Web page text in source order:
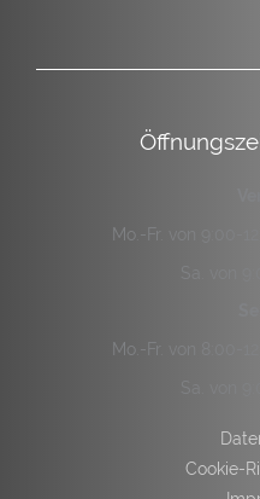
Mo.-Fr. von 9:00-
Mo.-Fr. von 8:00-
Cookie-